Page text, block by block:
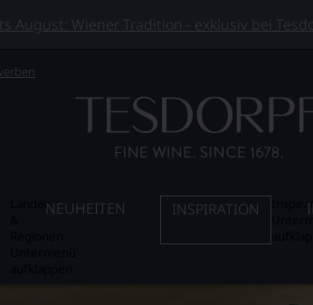
August: Wiener Tradition - exklusiv bei
LänderNEUHEITEN INSPIRATION